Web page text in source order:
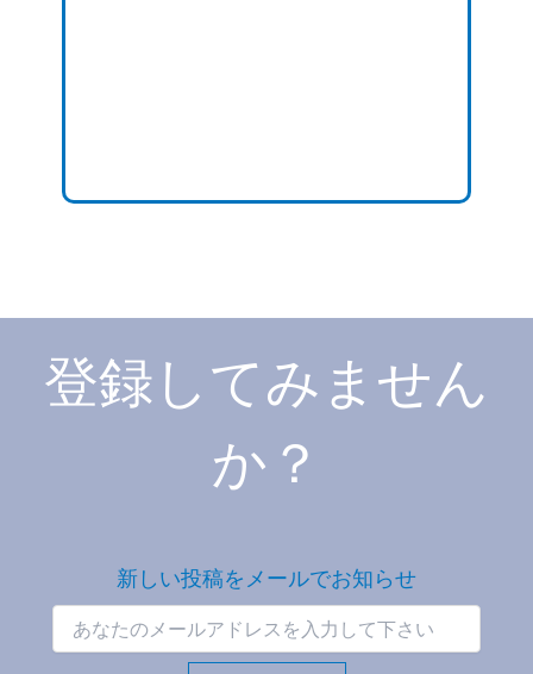
登録してみません
か？
新しい投稿をメールでお知らせ